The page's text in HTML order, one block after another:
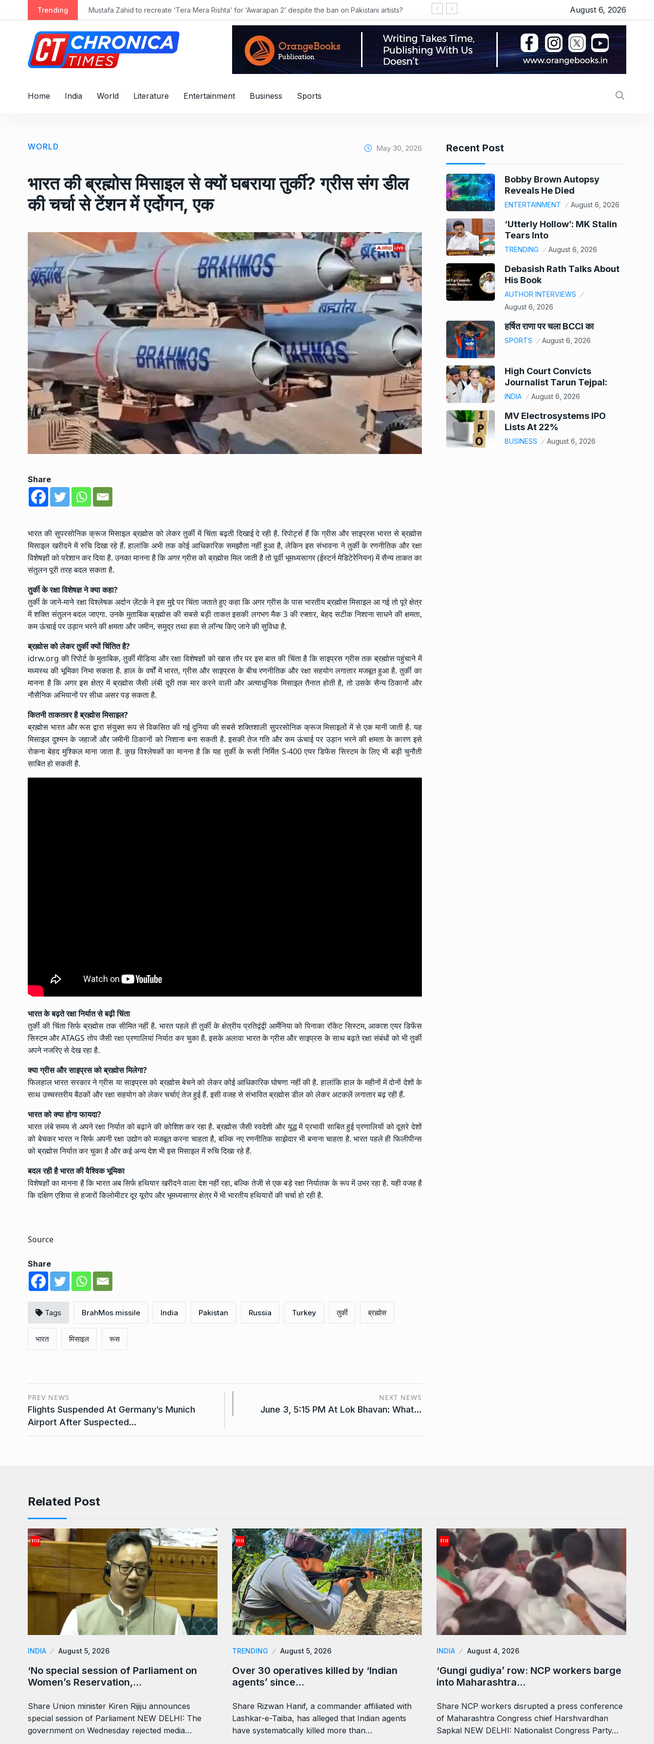
k
Trending Mustafa Zahid to recreate ‘Tera Mera Rishta’ for ‘Awarapan 2’ despite the ban on Pakistani artists? US stock market today: Wall Street scales new
August 6, 2026
Home India World Literature Entertainment Business Sports
WORLD May 30, 2026
भारत की ब्रह्मोस मिसाइल से क्यों घबराया तुर्की? ग्रीस संग डील
की चर्चा से टेंशन में एर्दोगन, एक
Share
भारत की सुपरसोनिक क्रूज मिसाइल ब्रह्मोस को लेकर तुर्की में चिंता बढ़ती दिखाई दे रही है. रिपोर्ट्स हैं कि ग्रीस और साइप्रस भारत से ब्रह्मोस
मिसाइल खरीदने में रुचि दिखा रहे हैं. हालांकि अभी तक कोई आधिकारिक समझौता नहीं हुआ है, लेकिन इस संभावना ने तुर्की के रणनीतिक और रक्षा
विशेषज्ञों को परेशान कर दिया है. उनका मानना है कि अगर ग्रीस को ब्रह्मोस मिल जाती है तो पूर्वी भूमध्यसागर (ईस्टर्न मेडिटेरेनियन) में सैन्य ताकत का
संतुलन पूरी तरह बदल सकता है.
तुर्की के रक्षा विशेषज्ञ ने क्या कहा?
तुर्की के जाने-माने रक्षा विश्लेषक अर्दान ज़ेंटर्क ने इस मुद्दे पर चिंता जताते हुए कहा कि अगर ग्रीस के पास भारतीय ब्रह्मोस मिसाइल आ गई तो पूरे क्षेत्र
में शक्ति संतुलन बदल जाएगा. उनके मुताबिक ब्रह्मोस की सबसे बड़ी ताकत इसकी लगभग मैक 3 की रफ्तार, बेहद सटीक निशाना साधने की क्षमता,
कम ऊंचाई पर उड़ान भरने की क्षमता और जमीन, समुद्र तथा हवा से लॉन्च किए जाने की सुविधा है.
ब्रह्मोस को लेकर तुर्की क्यों चिंतित है?
idrw.org की रिपोर्ट के मुताबिक, तुर्की मीडिया और रक्षा विशेषज्ञों को खास तौर पर इस बात की चिंता है कि साइप्रस ग्रीस तक ब्रह्मोस पहुंचाने में
मध्यस्थ की भूमिका निभा सकता है. हाल के वर्षों में भारत, ग्रीस और साइप्रस के बीच रणनीतिक और रक्षा सहयोग लगातार मजबूत हुआ है. तुर्की का
मानना है कि अगर इस क्षेत्र में ब्रह्मोस जैसी लंबी दूरी तक मार करने वाली और अत्याधुनिक मिसाइल तैनात होती है, तो उसके सैन्य ठिकानों और
नौसैनिक अभियानों पर सीधा असर पड़ सकता है.
कितनी ताकतवर है ब्रह्मोस मिसाइल?
ब्रह्मोस भारत और रूस द्वारा संयुक्त रूप से विकसित की गई दुनिया की सबसे शक्तिशाली सुपरसोनिक क्रूज मिसाइलों में से एक मानी जाती है. यह
मिसाइल दुश्मन के जहाजों और जमीनी ठिकानों को निशाना बना सकती है. इसकी तेज गति और कम ऊंचाई पर उड़ान भरने की क्षमता के कारण इसे
रोकना बेहद मुश्किल माना जाता है. कुछ विश्लेषकों का मानना है कि यह तुर्की के रूसी निर्मित S-400 एयर डिफेंस सिस्टम के लिए भी बड़ी चुनौती
साबित हो सकती है.
भारत के बढ़ते रक्षा निर्यात से बढ़ी चिंता
तुर्की की चिंता सिर्फ ब्रह्मोस तक सीमित नहीं है. भारत पहले ही तुर्की के क्षेत्रीय प्रतिद्वंद्वी आर्मेनिया को पिनाका रॉकेट सिस्टम, आकाश एयर डिफेंस
सिस्टम और ATAGS तोप जैसी रक्षा प्रणालियां निर्यात कर चुका है. इसके अलावा भारत के ग्रीस और साइप्रस के साथ बढ़ते रक्षा संबंधों को भी तुर्की
अपने नजरिए से देख रहा है.
क्या ग्रीस और साइप्रस को ब्रह्मोस मिलेगा?
फिलहाल भारत सरकार ने ग्रीस या साइप्रस को ब्रह्मोस बेचने को लेकर कोई आधिकारिक घोषणा नहीं की है. हालांकि हाल के महीनों में दोनों देशों के
साथ उच्चस्तरीय बैठकों और रक्षा सहयोग को लेकर चर्चाएं तेज हुई हैं. इसी वजह से संभावित ब्रह्मोस डील को लेकर अटकलें लगातार बढ़ रही हैं.
भारत को क्या होगा फायदा?
भारत लंबे समय से अपने रक्षा निर्यात को बढ़ाने की कोशिश कर रहा है. ब्रह्मोस जैसी स्वदेशी और युद्ध में प्रभावी साबित हुई प्रणालियों को दूसरे देशों
को बेचकर भारत न सिर्फ अपनी रक्षा उद्योग को मजबूत करना चाहता है, बल्कि नए रणनीतिक साझेदार भी बनाना चाहता है. भारत पहले ही फिलीपीन्स
को ब्रह्मोस निर्यात कर चुका है और कई अन्य देश भी इस मिसाइल में रुचि दिखा रहे हैं.
बदल रही है भारत की वैश्विक भूमिका
विशेषज्ञों का मानना है कि भारत अब सिर्फ हथियार खरीदने वाला देश नहीं रहा, बल्कि तेजी से एक बड़े रक्षा निर्यातक के रूप में उभर रहा है. यही वजह है
कि दक्षिण एशिया से हजारों किलोमीटर दूर यूरोप और भूमध्यसागर क्षेत्र में भी भारतीय हथियारों की चर्चा हो रही है.
Source
Share
Tags BrahMos missile India Pakistan Russia Turkey तुर्की ब्रह्मोस
भारत मिसाइल रूस
PREV NEWS
Flights Suspended At Germany’s Munich
Airport After Suspected…
NEXT NEWS
June 3, 5:15 PM At Lok Bhavan: What…
Recent Post
Bobby Brown Autopsy
Reveals He Died
ENTERTAINMENT August 6, 2026
‘Utterly Hollow’: MK Stalin
Tears Into
TRENDING August 6, 2026
Debasish Rath Talks About
His Book
AUTHOR INTERVIEWS
August 6, 2026
हर्षित राणा पर चला BCCI का
SPORTS August 6, 2026
High Court Convicts
Journalist Tarun Tejpal:
INDIA August 6, 2026
MV Electrosystems IPO
Lists At 22%
BUSINESS August 6, 2026
Related Post
INDIA August 5, 2026
‘No special session of Parliament on
Women’s Reservation,…
Share Union minister Kiren Rijiju announces
special session of Parliament NEW DELHI: The
government on Wednesday rejected media…
TRENDING August 5, 2026
Over 30 operatives killed by ‘Indian
agents’ since…
Share Rizwan Hanif, a commander affiliated with
Lashkar-e-Taiba, has alleged that Indian agents
have systematically killed more than…
INDIA August 4, 2026
‘Gungi gudiya’ row: NCP workers barge
into Maharashtra…
Share NCP workers disrupted a press conference
of Maharashtra Congress chief Harshvardhan
Sapkal NEW DELHI: Nationalist Congress Party…